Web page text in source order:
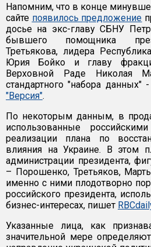
Напомним, что в конце
сайте появилось предложение
досье на экс-главу СБНУ
бывшего помощника
Третьякова, лидера
Юрия Бойко и главу
Верховной Раде Николая
стандартного "набора данных"
"Версия".
По некоторым данным, в
использованные
реализации плана по
влияния на Украине. В этом
администрации президента,
– Порошенко, Третьяков,
именно с ними плодотворно
российского президента,
бизнес-интересах, пишет
Указанные лица, как
значительной мере